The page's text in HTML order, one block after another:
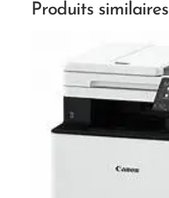
Produits similaires